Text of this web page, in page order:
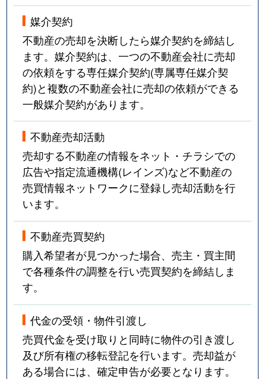
媒介契約
不動産の売却を決断したら媒介契約を締結し
ます。媒介契約は、一つの不動産会社に売却
の依頼をする専任媒介契約(専属専任媒介契
約)と複数の不動産会社に売却の依頼ができる
一般媒介契約があります。
不動産売却活動
売却する不動産の情報をネット・チラシでの
広告や指定流通機構(レインズ)など不動産の
売買情報ネットワークに登録し売却活動を行
います。
不動産売買契約
購入希望者が見つかった場合、売主・買主間
で各種条件の調整を行い売買契約を締結しま
す。
代金の受領・物件引渡し
売買代金を受け取りと同時に物件の引き渡し
及び所有権の移転登記を行います。売却益が
ある場合には、確定申告が必要となります。